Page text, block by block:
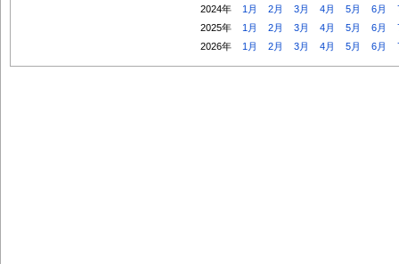
2024年
1月 2月 3月 4月 5月 6月
2025年
1月 2月 3月 4月 5月 6月
2026年
1月 2月 3月 4月 5月 6月